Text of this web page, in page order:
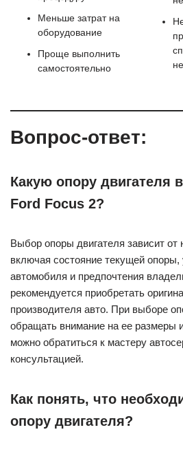
Меньше затрат на
оборудование
Проще выполнить
самостоятельно
Вопрос-ответ:
Какую опору двигателя
Ford Focus 2?
Выбор опоры двигателя зависит от
включая состояние текущей опоры,
автомобиля и предпочтения
рекомендуется приобретать
производителя авто. При выборе
обращать внимание на ее размеры
можно обратиться к мастеру
консультацией.
Как понять, что
опору двигателя?